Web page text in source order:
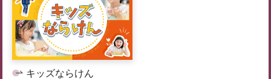
キッズならけん